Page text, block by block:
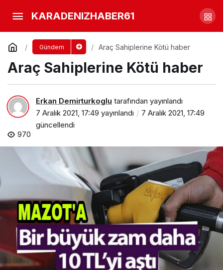
KARADENIZHABER61
Gündem Araç Sahiplerine Kötü haber
Araç Sahiplerine Kötü haber
Erkan Demirturkoglu tarafından yayınlandı
7 Aralık 2021, 17:49 yayınlandı
7 Aralık 2021, 17:49
güncellendi
970
Lastiği patlayan uçağı yolcular
dayandı.
Yorum Yap